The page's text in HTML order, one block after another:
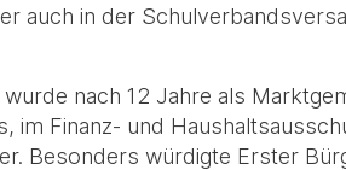
auch in der
nach 12 Jahre als
im Finanz- und
Besonders würdigte Erster